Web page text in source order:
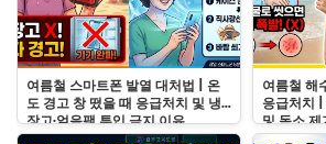
여름철 스마트폰 발열 대처법 | 온
도 경고 창 떴을 때 응급처치 및 냉
장고·얼음팩 투입 금지 이유
여름철 해
응급처치
및 독소 제